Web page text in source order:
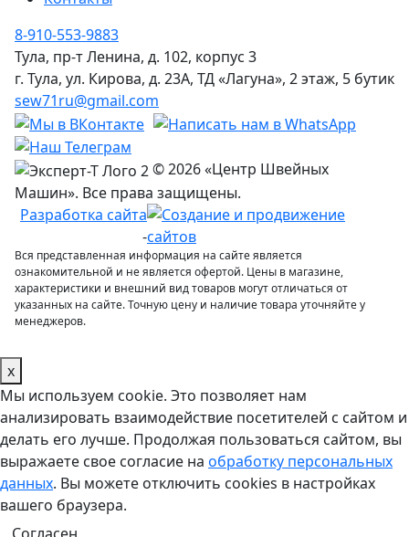
8-910-553-9883
Тула, пр-т Ленина, д. 102, корпус 3
г. Тула, ул. Кирова, д. 23А, ТД «Лагуна», 2 этаж, 5 бутик
sew71ru@gmail.com
© 2026 «Центр Швейных
Машин». Все права защищены.
Разработка сайта
-
Вся представленная информация на сайте является
ознакомительной и не является офертой. Цены в магазине,
характеристики и внешний вид товаров могут отличаться от
указанных на сайте. Точную цену и наличие товара уточняйте у
менеджеров.
x
Мы используем cookie. Это позволяет нам
анализировать взаимодействие посетителей с сайтом и
делать его лучше. Продолжая пользоваться сайтом, вы
выражаете свое согласие на обработку персональных
данных. Вы можете отключить cookies в настройках
вашего браузера.